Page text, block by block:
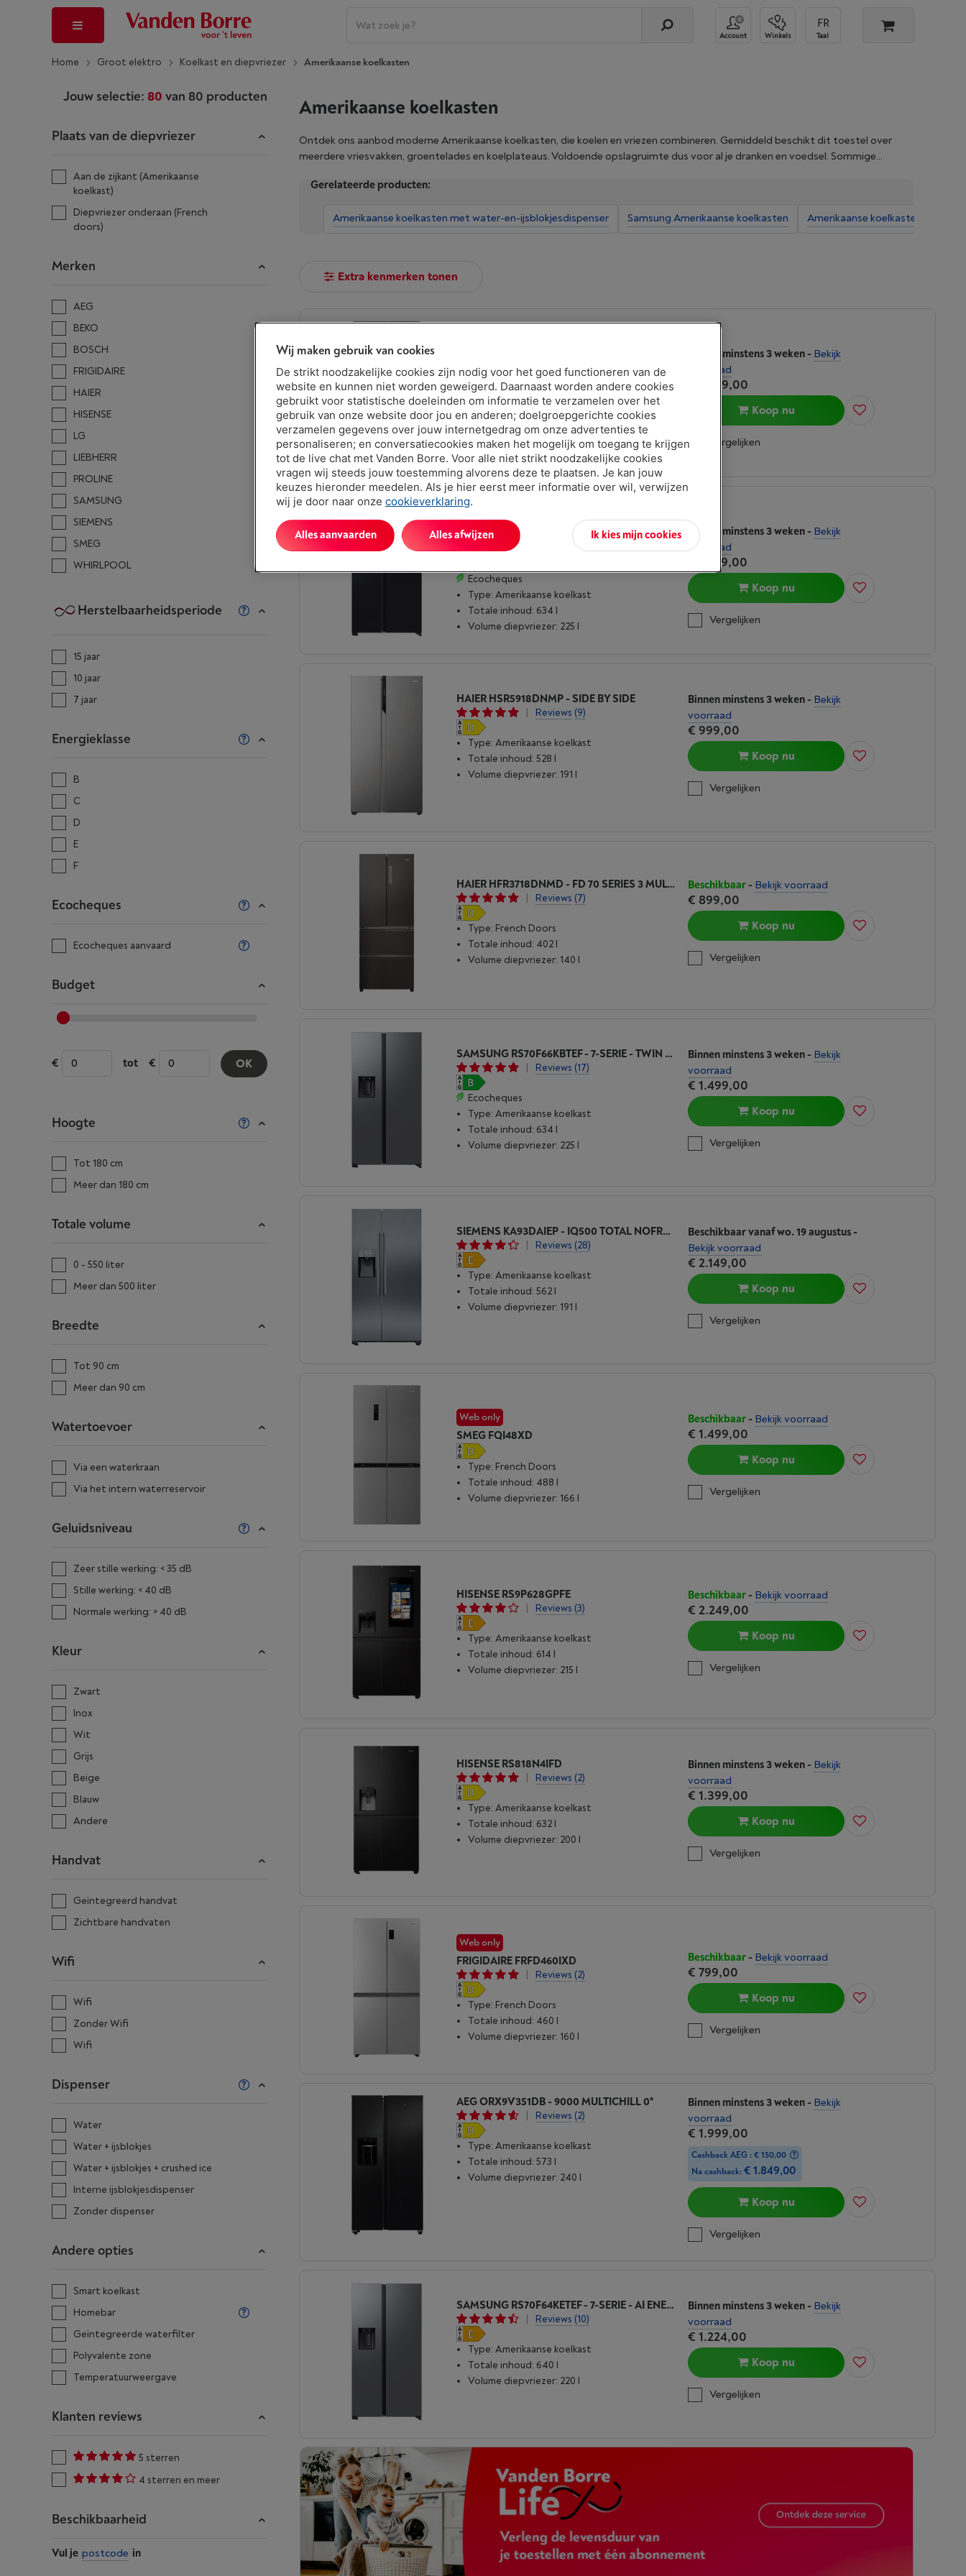
Account Winkels Taal
Home Groot elektro Koelkast en diepvriezer Amerikaanse koelkasten
Jouw selectie: 80 van 80 producten
Plaats van de diepvriezer
Aan de zijkant (Amerikaanse
koelkast)
Diepvriezer onderaan (French
doors)
Merken
AEG
BEKO
BOSCH
FRIGIDAIRE
HAIER
HISENSE
LG
LIEBHERR
PROLINE
SAMSUNG
SIEMENS
SMEG
WHIRLPOOL
Herstelbaarheidsperiode
15 jaar
10 jaar
7 jaar
Energieklasse
B
C
D
E
F
Ecocheques
Ecocheques aanvaard
Budget
tot OK
Hoogte
Tot 180 cm
Meer dan 180 cm
Totale volume
0 - 550 liter
Meer dan 500 liter
Breedte
Tot 90 cm
Meer dan 90 cm
Watertoevoer
Via een waterkraan
Via het intern waterreservoir
Geluidsniveau
Zeer stille werking: < 35 dB
Stille werking: < 40 dB
Normale werking: > 40 dB
Kleur
Zwart
Inox
Wit
Grijs
Beige
Blauw
Andere
Handvat
Geïntegreerd handvat
Zichtbare handvaten
Wifi
Wifi
Zonder Wifi
Wifi
Dispenser
Water
Water + ijsblokjes
Water + ijsblokjes + crushed ice
Interne ijsblokjesdispenser
Zonder dispenser
Andere opties
Smart koelkast
Homebar
Geïntegreerde waterfilter
Polyvalente zone
Temperatuurweergave
Klanten reviews
5 sterren
4 sterren en meer
Beschikbaarheid
Vul je postcode in
Amerikaanse koelkasten
Ontdek ons aanbod moderne Amerikaanse koelkasten, die koelen en vriezen combineren. Gemiddeld beschikt dit toestel over
meerdere vriesvakken, groentelades en koelplateaus. Voldoende opslagruimte dus voor al je dranken en voedsel. Sommige
hebt. Je kan kiezen voor een traditionele Amerikaanse koelkast, met twee verticale deuren naast elkaar, waarvan één de koelkast is
koelkast en een apart vriesgedeelte onderaan het toestel. Verfijn je zoekresultaat aan de hand van onze filters en koop je
Gerelateerde producten:
Amerikaanse koelkasten met water-en-ijsblokjesdispenser Samsung Amerikaanse koelkasten Amerikaanse koelkasten met
Extra kenmerken tonen
|
Reviews (5)
Ecocheques
Type: French Doors
Totale inhoud: 642 l
Volume diepvriezer: 220 l
Binnen minstens 3 weken- Bekijk
voorraad
€ 1.699,00
Koop nu
Vergelijken
SAMSUNG RS70F66KCFEF - 7-SERIE WIFI - TWIN COOLING PLUS
(54)
Ecocheques
Type: Amerikaanse koelkast
Totale inhoud: 634 l
Volume diepvriezer: 225 l
Binnen minstens 3 weken- Bekijk
voorraad
€ 1.599,00
Koop nu
Vergelijken
HAIER HSR5918DNMP - SIDE BY SIDE
Reviews (9)
Type: Amerikaanse koelkast
Totale inhoud: 528 l
Volume diepvriezer: 191 l
Binnen minstens 3 weken- Bekijk
voorraad
€ 999,00
Koop nu
Vergelijken
HAIER HFR3718DNMD - FD 70 SERIES 3 MULTIDOOR
|
Reviews (7)
Type: French Doors
Totale inhoud: 402 l
Volume diepvriezer: 140 l
Beschikbaar- Bekijk voorraad
€ 899,00
Koop nu
Vergelijken
SAMSUNG RS70F66KBTEF - 7-SERIE - TWIN COOLING PLUS
|
Reviews (17)
Ecocheques
Type: Amerikaanse koelkast
Totale inhoud: 634 l
Volume diepvriezer: 225 l
Binnen minstens 3 weken- Bekijk
voorraad
€ 1.499,00
Koop nu
Vergelijken
SIEMENS KA93DAIEP - IQ500 TOTAL NOFROST
|
Reviews (28)
Type: Amerikaanse koelkast
Totale inhoud: 562 l
Volume diepvriezer: 191 l
Beschikbaar vanaf wo. 19 augustus-
Bekijk voorraad
€ 2.149,00
Koop nu
Vergelijken
Web only
SMEG FQI48XD
Type: French Doors
Totale inhoud: 488 l
Volume diepvriezer: 166 l
Beschikbaar- Bekijk voorraad
€ 1.499,00
Koop nu
Vergelijken
HISENSE RS9P628GPFE
|
Reviews (3)
Type: Amerikaanse koelkast
Totale inhoud: 614 l
Volume diepvriezer: 215 l
Beschikbaar- Bekijk voorraad
€ 2.249,00
Koop nu
Vergelijken
HISENSE RS818N4IFD
|
Reviews (2)
Type: Amerikaanse koelkast
Totale inhoud: 632 l
Volume diepvriezer: 200 l
Binnen minstens 3 weken- Bekijk
voorraad
€ 1.399,00
Koop nu
Vergelijken
Web only
FRIGIDAIRE FRFD460IXD
Reviews (2)
Type: French Doors
Totale inhoud: 460 l
Volume diepvriezer: 160 l
Beschikbaar- Bekijk voorraad
€ 799,00
Koop nu
Vergelijken
AEG ORX9V351DB - 9000 MULTICHILL 0°
|
Reviews (2)
Type: Amerikaanse koelkast
Totale inhoud: 573 l
Volume diepvriezer: 240 l
Binnen minstens 3 weken- Bekijk
voorraad
€ 1.999,00
Cashback AEG : € 150,00
Na cashback: € 1.849,00
Koop nu
Vergelijken
SAMSUNG RS70F64KETEF - 7-SERIE - AI ENERGY
Reviews (10)
Type: Amerikaanse koelkast
Totale inhoud: 640 l
Volume diepvriezer: 220 l
Binnen minstens 3 weken- Bekijk
voorraad
€ 1.224,00
Koop nu
Vergelijken
Wij maken gebruik van cookies
De strikt noodzakelijke cookies zijn nodig voor het goed functioneren van de
website en kunnen niet worden geweigerd. Daarnaast worden andere cookies
gebruikt voor statistische doeleinden om informatie te verzamelen over het
gebruik van onze website door jou en anderen; doelgroepgerichte cookies
verzamelen gegevens over jouw internetgedrag om onze advertenties te
personaliseren; en conversatiecookies maken het mogelijk om toegang te krijgen
tot de live chat met Vanden Borre. Voor alle niet strikt noodzakelijke cookies
vragen wij steeds jouw toestemming alvorens deze te plaatsen. Je kan jouw
keuzes hieronder meedelen. Als je hier eerst meer informatie over wil, verwijzen
wij je door naar onze cookieverklaring.
Ik kies mijn cookies
Alles afwijzen
Alles aanvaarden